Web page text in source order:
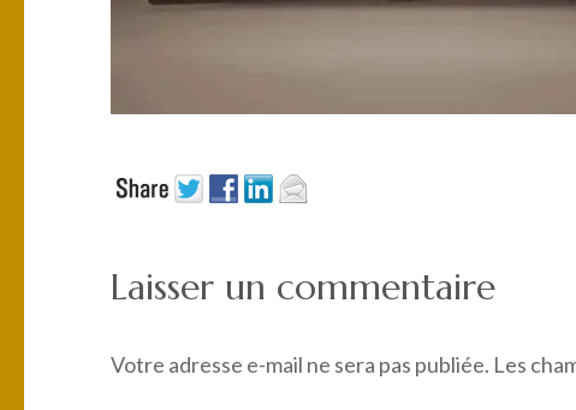
Laisser un commentaire
Votre adresse e-mail ne sera pas publiée. Les